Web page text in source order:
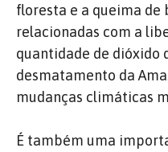
floresta e a queima de
relacionadas com a
quantidade de dióxido
desmatamento da
mudanças climáticas
É também uma